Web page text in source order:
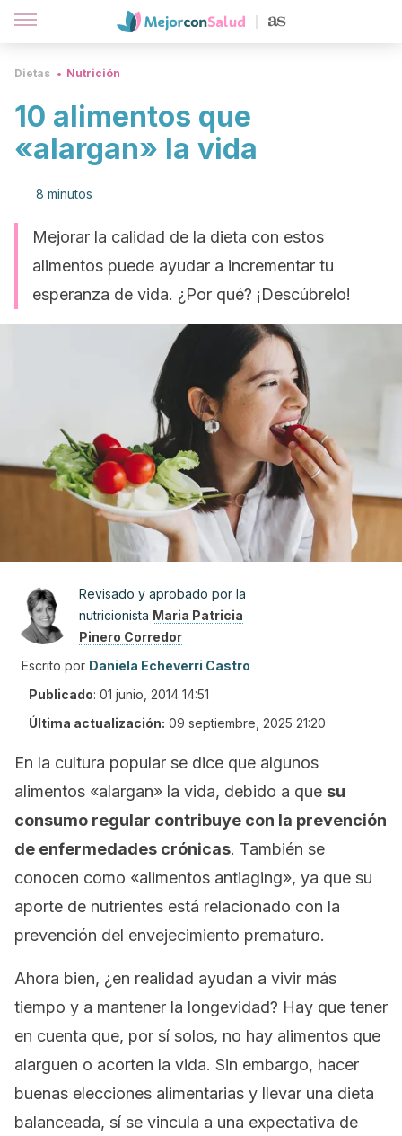
Dietas Nutrición
10 alimentos que
«alargan» la vida
8 minutos
Mejorar la calidad de la dieta con estos
alimentos puede ayudar a incrementar tu
esperanza de vida. ¿Por qué? ¡Descúbrelo!
Revisado y aprobado por la
nutricionista Maria Patricia
Pinero Corredor
Escrito por Daniela Echeverri Castro
Publicado: 01 junio, 2014 14:51
Última actualización: 09 septiembre, 2025 21:20
En la cultura popular se dice que algunos
alimentos «alargan» la vida, debido a que su
consumo regular contribuye con la prevención
de enfermedades crónicas. También se
conocen como «alimentos antiaging», ya que su
aporte de nutrientes está relacionado con la
prevención del envejecimiento prematuro.
Ahora bien, ¿en realidad ayudan a vivir más
tiempo y a mantener la longevidad? Hay que tener
en cuenta que, por sí solos, no hay alimentos que
alarguen o acorten la vida. Sin embargo, hacer
buenas elecciones alimentarias y llevar una dieta
balanceada, sí se vincula a una expectativa de